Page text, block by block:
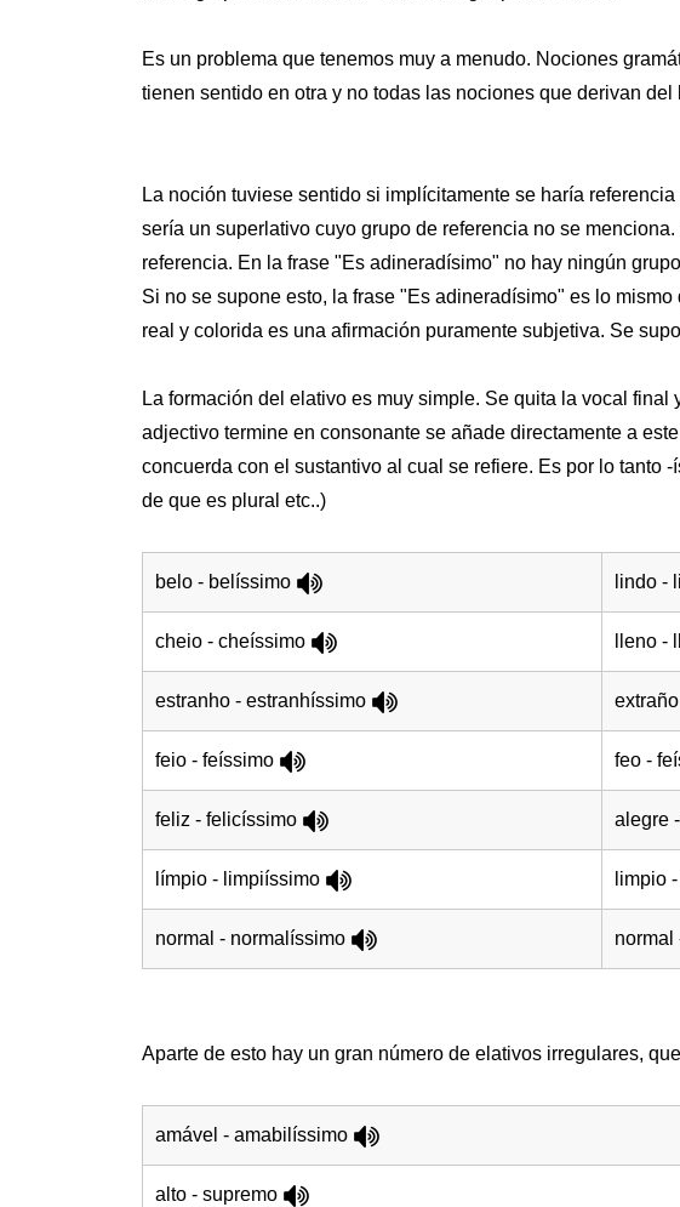
Es un problema que tenemos muy a menudo. Nociones
tienen sentido en otra y no todas las nociones que derivan
La noción tuviese sentido si implícitamente se haría
sería un superlativo cuyo grupo de referencia no se
referencia. En la frase "Es adineradísimo" no hay ningún
Si no se supone esto, la frase "Es adineradísimo" es lo
real y colorida es una afirmación puramente subjetiva. Se
La formación del elativo es muy simple. Se quita la vocal
adjectivo termine en consonante se añade directamente a
concuerda con el sustantivo al cual se refiere. Es por lo tanto
de que es plural etc..)
belo - belíssimo lindo -
cheio - cheíssimo lleno -
estranho - estranhíssimo
feio - feíssimo feo -
feliz - felicíssimo alegre
límpio - limpiíssimo limpio
normal - normalíssimo normal
Aparte de esto hay un gran número de elativos irregulares,
amável - amabilíssimo
alto - supremo